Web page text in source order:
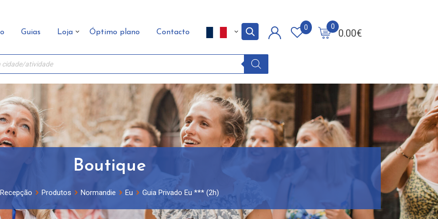
Guias Loja Óptimo plano Contacto 0.00€
0
0
Boutique
Recepção Produtos Normandie Eu Guia Privado Eu *** (2h)